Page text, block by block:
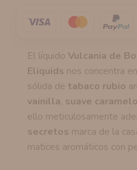
El líquido Vulcania de
Eliquids nos concentra
sólida de tabaco rubio
vainilla, suave caramelo
ello meticulosamente
secretos marca de la
matices aromáticos con